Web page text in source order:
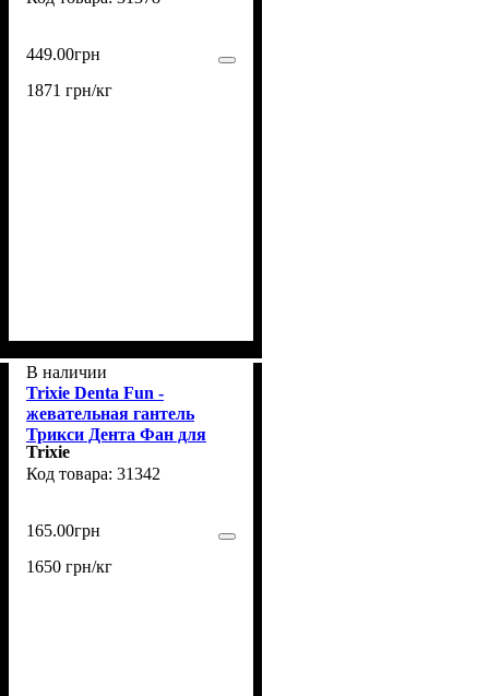
449.00грн
1871 грн/кг
В наличии
Trixie Denta Fun -
жевательная гантель
Трикси Дента Фан для
собак с курицей и рисом 6
шт 100 г (31342)
Trixie
31342
165.00грн
1650 грн/кг